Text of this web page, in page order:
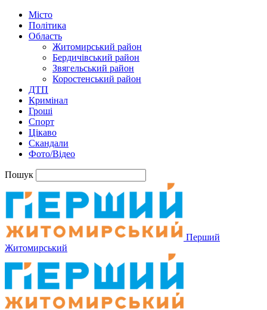
Місто
Політика
Область
Житомирський район
Бердичівський район
Звягельський район
Коростенський район
ДТП
Кримінал
Гроші
Спорт
Цікаво
Скандали
Фото/Відео
Пошук
Перший
Житомирський